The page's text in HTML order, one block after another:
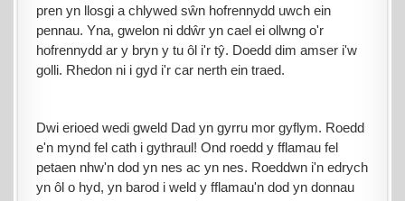
pren yn llosgi a chlywed sŵn hofrennydd uwch ein
pennau. Yna, gwelon ni ddŵr yn cael ei ollwng o'r
hofrennydd ar y bryn y tu ôl i'r tŷ. Doedd dim amser i'w
golli. Rhedon ni i gyd i'r car nerth ein traed.
Dwi erioed wedi gweld Dad yn gyrru mor gyflym. Roedd
e'n mynd fel cath i gythraul! Ond roedd y fflamau fel
petaen nhw'n dod yn nes ac yn nes. Roeddwn i'n edrych
yn ôl o hyd, yn barod i weld y fflamau'n dod yn donnau